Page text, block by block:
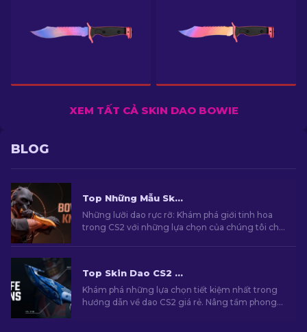
XEM TẤT CẢ SKIN DAO BOWIE
BLOG
Top Những Mẫu Skin Dao Bowie Đẹp Nhất Trong CS2
Những lưỡi dao rực rỡ: Khám phá giới tinh hoa
trong CS2 với những lựa chọn của chúng tôi cho
Top Skin Dao CS2 Rẻ Nhất [2026]
Khám phá những lựa chọn tiết kiệm nhất trong
hướng dẫn về dao CS2 giá rẻ. Nâng tầm phong